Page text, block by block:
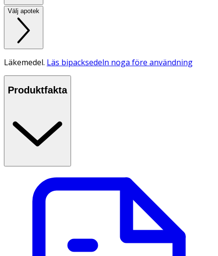
Välj apotek
Läkemedel. Läs bipacksedeln noga före användning
Produktfakta